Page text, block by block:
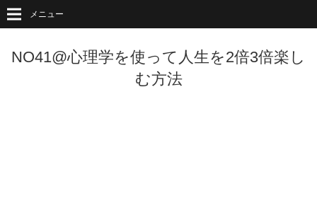
NO41@心理学を使って人生を2倍3倍楽し
む方法
メニュー